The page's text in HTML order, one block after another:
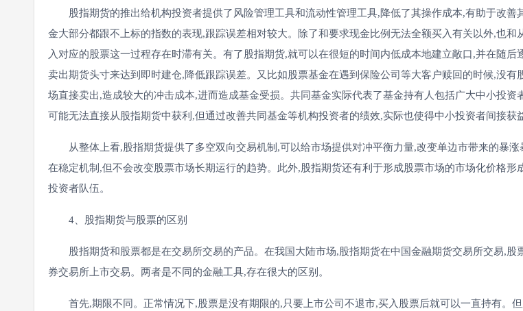
股指期货的推出给机构投资者提供了风险管理工具和流动性管理工具,降低了其操作成本,有助于改善
金大部分都跟不上标的指数的表现,跟踪误差相对较大。除了和要求现金比例无法全额买入有关以外,也和
入对应的股票这一过程存在时滞有关。有了股指期货,就可以在很短的时间内低成本地建立敞口,并在随后
卖出期货头寸来达到即时建仓,降低跟踪误差。又比如股票基金在遇到保险公司等大客户赎回的时候,没有
场直接卖出,造成较大的冲击成本,进而造成基金受损。共同基金实际代表了基金持有人包括广大中小投资
可能无法直接从股指期货中获利,但通过改善共同基金等机构投资者的绩效,实际也使得中小投资者间接获
从整体上看,股指期货提供了多空双向交易机制,可以给市场提供对冲平衡力量,改变单边市带来的暴涨
在稳定机制,但不会改变股票市场长期运行的趋势。此外,股指期货还有利于形成股票市场的市场化价格形
投资者队伍。
4、股指期货与股票的区别
股指期货和股票都是在交易所交易的产品。在我国大陆市场,股指期货在中国金融期货交易所交易,股
券交易所上市交易。两者是不同的金融工具,存在很大的区别。
首先,期限不同。正常情况下,股票是没有期限的,只要上市公司不退市,买入股票后就可以一直持有。